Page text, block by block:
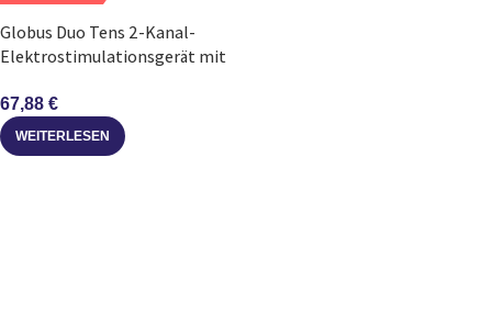
Globus Duo Tens 2-Kanal-
Elektrostimulationsgerät mit
67,88 €
WEITERLESEN